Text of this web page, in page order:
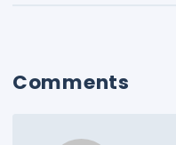
Comments